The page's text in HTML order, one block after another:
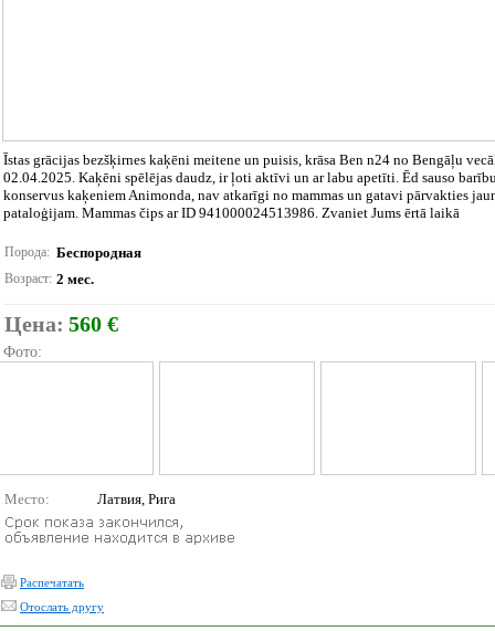
Īstas grācijas bezšķirnes kaķēni meitene un puisis, krāsa Ben n24 no Bengāļu
02.04.2025. Kaķēni spēlējas daudz, ir ļoti aktīvi un ar labu apetīti. Ēd sauso
konservus kaķeniem Animonda, nav atkarīgi no mammas un gatavi pārvakties
pataloģijam. Mammas čips ar ID 941000024513986. Zvaniet Jums ērtā laikā
Порода: Беспородная
Возраст: 2 мес.
Цена: 560 €
Фото:
Место: Латвия, Рига
Распечатать
Отослать другу